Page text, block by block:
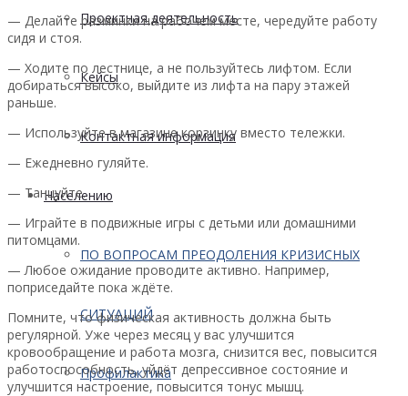
Проектная деятельность
Кейсы
Контактная информация
Населению
ПО ВОПРОСАМ ПРЕОДОЛЕНИЯ КРИЗИСНЫХ
СИТУАЦИЙ
Профилактика
— Делайте разминки на рабочем месте, чередуйте работу
сидя и стоя.
— Ходите по лестнице, а не пользуйтесь лифтом. Если
добираться высоко, выйдите из лифта на пару этажей
раньше.
— Используйте в магазине корзинку вместо тележки.
— Ежедневно гуляйте.
— Танцуйте.
— Играйте в подвижные игры с детьми или домашними
питомцами.
— Любое ожидание проводите активно. Например,
поприседайте пока ждёте.
Помните, что физическая активность должна быть
регулярной. Уже через месяц у вас улучшится
кровообращение и работа мозга, снизится вес, повысится
работоспособность, уйдёт депрессивное состояние и
улучшится настроение, повысится тонус мышц.